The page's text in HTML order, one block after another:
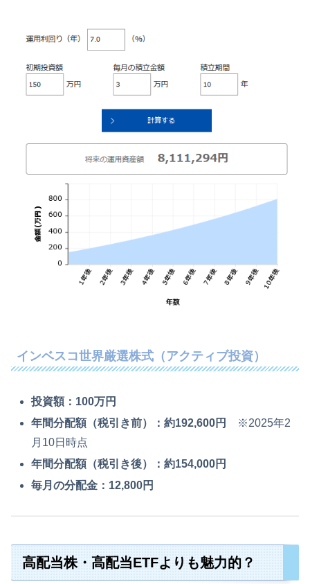
インベスコ世界厳選株式（アクティブ投資）
投資額：100万円
年間分配額（税引き前）：約192,600円
※2025年2
月10日時点
年間分配額（税引き後）：約154,000円
毎月の分配金：12,800円
高配当株・高配当ETFよりも魅力的？